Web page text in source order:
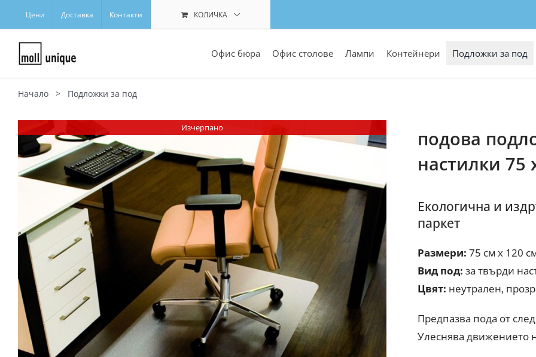
to
content
Цени Доставка Контакти КОЛИЧКА
Офис бюра Офис столове Лампи Контейнери Подложки за под
Начало > Подложки за под
Изчерпано
подова
настилки 75
Екологична и
паркет
Размери: 75 см х 120
Вид под: за твърди
Цвят: неутрален,
Предпазва пода от
Улеснява движението